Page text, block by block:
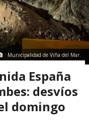
Municipalidad de Viña del Mar.
España
desvíos
domingo